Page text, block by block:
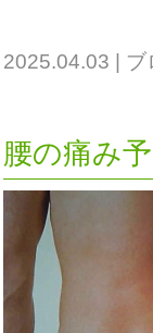
2025.04.03 ブ
腰の痛み